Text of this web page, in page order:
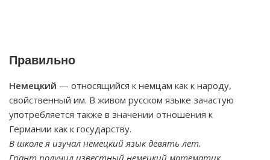
Правильно
Немецкий — относящийся к немцам как к народу,
свойственный им. В живом русском языке зачастую
употребляется также в значении отношения к
Германии как к государству.
В школе я изучал немецкий язык девять лет.
Грант получил известный немецкий математик.